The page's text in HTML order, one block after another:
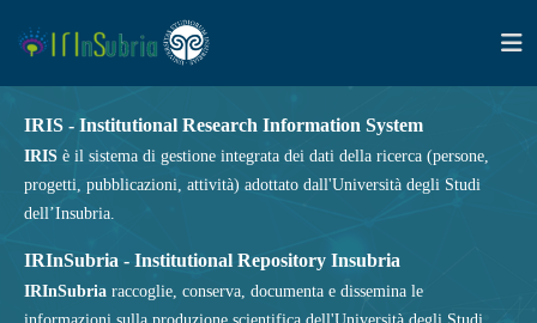
IRIS - Institutional Research Information System
IRIS è il sistema di gestione integrata dei dati della ricerca (persone,
progetti, pubblicazioni, attività) adottato dall'Università degli Studi
dell’Insubria.
IRInSubria - Institutional Repository Insubria
IRInSubria raccoglie, conserva, documenta e dissemina le